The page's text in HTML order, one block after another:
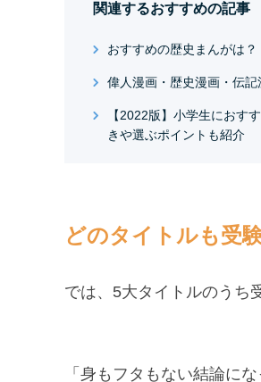
関連するおすすめの記事
おすすめの歴史まんがは
偉人漫画・歴史漫画・伝
【2022版】小学生におす
きや選ぶポイントも紹介
どのタイトルも受
では、5大タイトルのうち
「身もフタもない結論に